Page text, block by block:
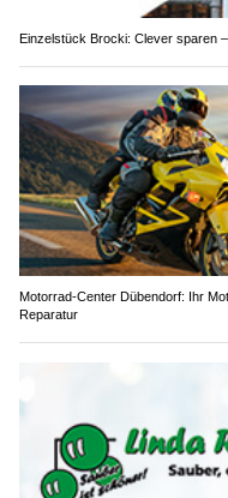
Einzelstück Brocki: Clever sparen
Motorrad-Center Dübendorf: Ihr
Reparatur